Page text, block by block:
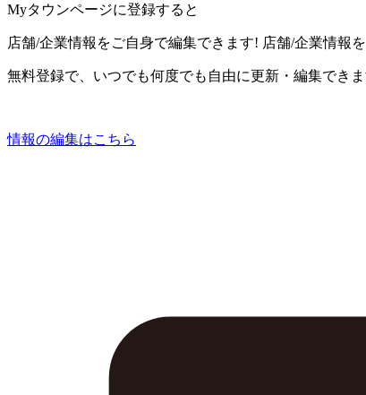
Myタウンページに登録すると
店舗/企業情報をご自身で編集できます! 店舗/企業情報を
無料登録で、いつでも何度でも自由に更新・編集できま
情報の編集はこちら